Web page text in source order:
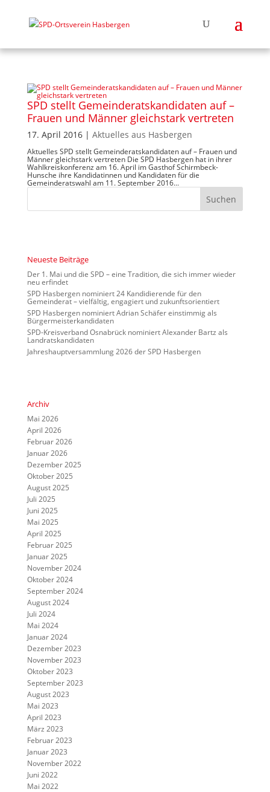
SPD stellt Gemeinderatskandidaten auf –
Frauen und Männer gleichstark vertreten
17. April 2016| Aktuelles aus Hasbergen
Aktuelles SPD stellt Gemeinderatskandidaten auf – Frauen und
Männer gleichstark vertreten Die SPD Hasbergen hat in ihrer
Wahlkreiskonferenz am 16. April im Gasthof Schirmbeck-
Hunsche ihre Kandidatinnen und Kandidaten für die
Gemeinderatswahl am 11. September 2016...
Neueste Beiträge
Der 1. Mai und die SPD – eine Tradition, die sich immer wieder
neu erfindet
SPD Hasbergen nominiert 24 Kandidierende für den
Gemeinderat – vielfältig, engagiert und zukunftsorientiert
SPD Hasbergen nominiert Adrian Schäfer einstimmig als
Bürgermeisterkandidaten
SPD-Kreisverband Osnabrück nominiert Alexander Bartz als
Landratskandidaten
Jahreshauptversammlung 2026 der SPD Hasbergen
Archiv
Mai 2026
April 2026
Februar 2026
Januar 2026
Dezember 2025
Oktober 2025
August 2025
Juli 2025
Juni 2025
Mai 2025
April 2025
Februar 2025
Januar 2025
November 2024
Oktober 2024
September 2024
August 2024
Juli 2024
Mai 2024
Januar 2024
Dezember 2023
November 2023
Oktober 2023
September 2023
August 2023
Mai 2023
April 2023
März 2023
Februar 2023
Januar 2023
November 2022
Juni 2022
Mai 2022